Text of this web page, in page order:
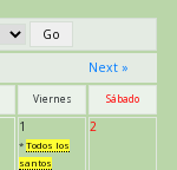
Next »
Viernes Sábado
1
* Todos los
santos
2